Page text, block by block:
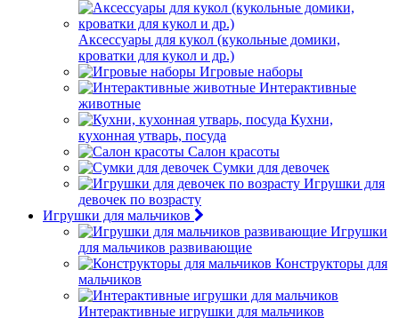
Аксессуары для кукол (кукольные домики,
кроватки для кукол и др.)
Игровые наборы
Интерактивные
животные
Кухни,
кухонная утварь, посуда
Салон красоты
Сумки для девочек
Игрушки для
девочек по возрасту
Игрушки для мальчиков
Игрушки
для мальчиков развивающие
Конструкторы для
мальчиков
Интерактивные игрушки для мальчиков